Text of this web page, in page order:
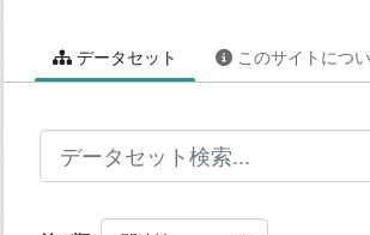
データセット このサイトにつ